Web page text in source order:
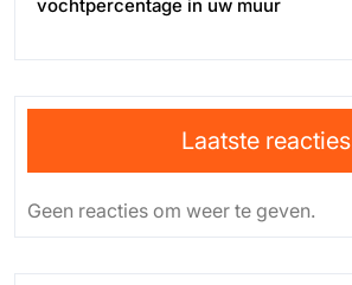
vochtpercentage in uw muur
Laatste reacties
Geen reacties om weer te geven.